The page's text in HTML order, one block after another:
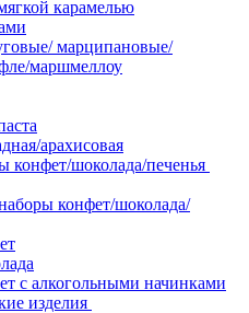
карамелью
марципановые/
маршмеллоу
арахисовая
конфет/шоколада/печенья
конфет/шоколада/
с алкогольными начинками
изделия